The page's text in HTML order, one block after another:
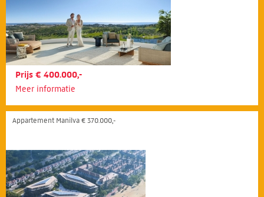
Prijs € 400.000,-
Meer informatie
Appartement Manilva € 370.000,-